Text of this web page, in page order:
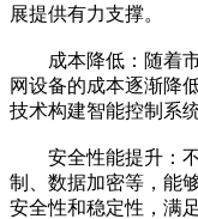
展提供有力支撑。
成本降低：随着市
网设备的成本逐渐降
技术构建智能控制系
安全性能提升：不
制、数据加密等，能
安全性和稳定性，满